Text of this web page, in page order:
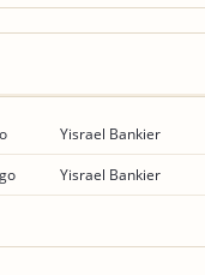
Yisrael Bankier
Yisrael Bankier